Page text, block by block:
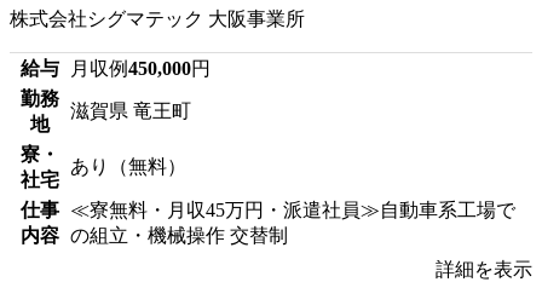
株式会社シグマテック 大阪事業所
給与 月収例450,000円
勤務
地
滋賀県 竜王町
寮・
社宅
あり（無料）
仕事
内容
≪寮無料・月収45万円・派遣社員≫自動車系工場で
の組立・機械操作 交替制
詳細を表示